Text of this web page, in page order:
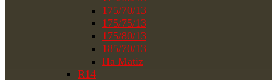
175/70/13
175/75/13
175/80/13
185/70/13
На Matiz
R14